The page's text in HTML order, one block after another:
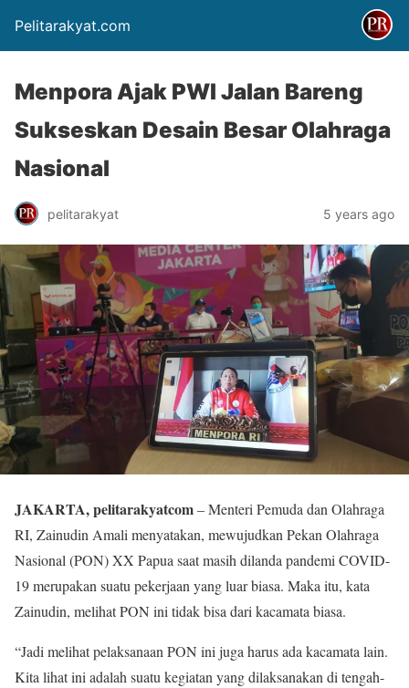
Pelitarakyat.com
Menpora Ajak PWI Jalan Bareng
Sukseskan Desain Besar Olahraga
Nasional
pelitarakyat 5 years ago
JAKARTA, pelitarakyatcom– Menteri Pemuda dan Olahraga
RI, Zainudin Amali menyatakan, mewujudkan Pekan Olahraga
Nasional (PON) XX Papua saat masih dilanda pandemi COVID-
19 merupakan suatu pekerjaan yang luar biasa. Maka itu, kata
Zainudin, melihat PON ini tidak bisa dari kacamata biasa.
“Jadi melihat pelaksanaan PON ini juga harus ada kacamata lain.
Kita lihat ini adalah suatu kegiatan yang dilaksanakan di tengah-